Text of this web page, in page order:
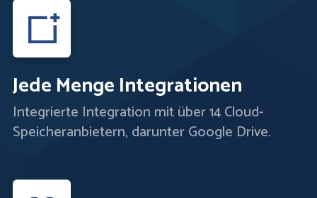
Jede Menge Integrationen
Integrierte Integration mit über 14 Cloud-
Speicheranbietern, darunter Google Drive.